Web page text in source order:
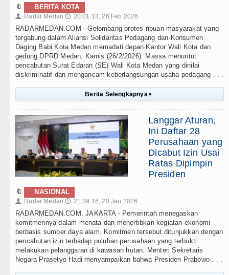
🔖 BERITA KOTA
👤 Radar Medan 🕔 20:01:13, 26 Feb 2026
RADARMEDAN.COM - Gelombang protes ribuan masyarakat yang
tergabung dalam Aliansi Solidaritas Pedagang dan Konsumen
Daging Babi Kota Medan memadati depan Kantor Wali Kota dan
gedung DPRD Medan, Kamis (26/2/2026). Massa menuntut
pencabutan Surat Edaran (SE) Wali Kota Medan yang dinilai
diskriminatif dan mengancam keberlangsungan usaha pedagang . . .
Berita Selengkapnya ▸
Langgar Aturan,
Ini Daftar 28
Perusahaan yang
Dicabut Izin Usai
Ratas Dipimpin
Presiden
🔖 NASIONAL
👤 Radar Medan 🕔 21:39:16, 20 Jan 2026
RADARMEDAN.COM, JAKARTA - Pemerintah menegaskan
komitmennya dalam menata dan menertibkan kegiatan ekonomi
berbasis sumber daya alam. Komitmen tersebut ditunjukkan dengan
pencabutan izin terhadap puluhan perusahaan yang terbukti
melakukan pelanggaran di kawasan hutan. Menteri Sekretaris
Negara Prasetyo Hadi menyampaikan bahwa Presiden Prabowo . . .